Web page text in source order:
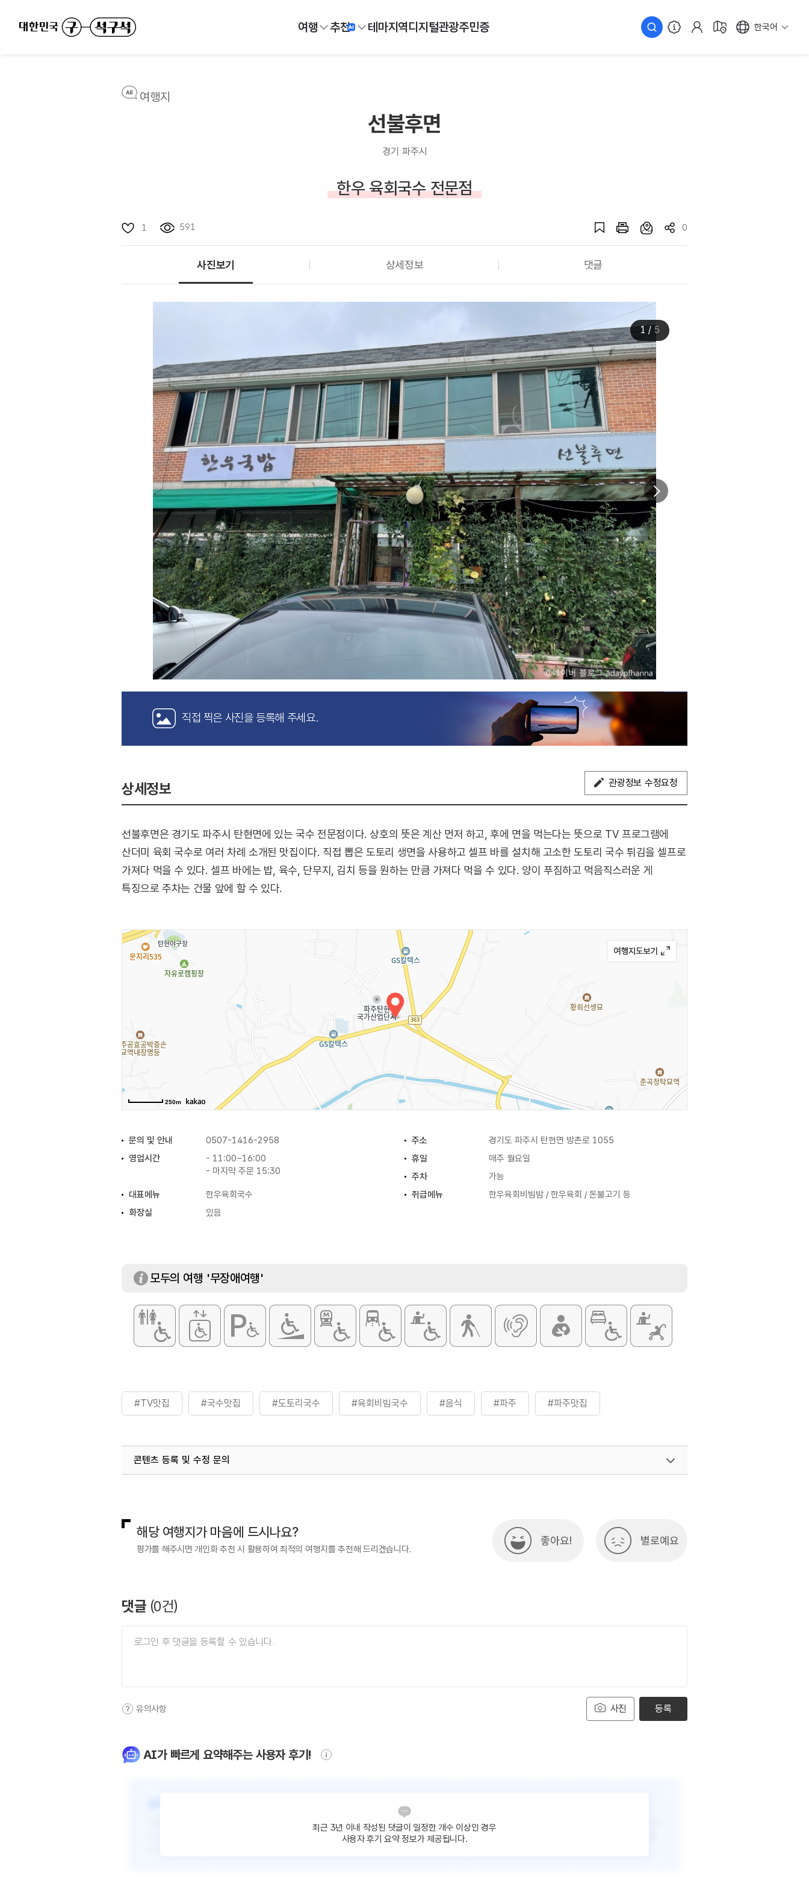
여행 추천 테마지역디지털관광주민증 한국어
여행지
선불후면
경기 파주시
한우 육회국수 전문점
1 591 0
사진보기 상세정보 댓글
1/ 5
직접 찍은 사진을 등록해 주세요.
상세정보 관광정보 수정요청
선불후면은 경기도 파주시 탄현면에 있는 국수 전문점이다. 상호의 뜻은 계산 먼저 하고, 후에 면을 먹는다는 뜻으로 TV 프로그램에
산더미 육회 국수로 여러 차례 소개된 맛집이다. 직접 뽑은 도토리 생면을 사용하고 셀프 바를 설치해 고소한 도토리 국수 튀김을 셀프로
가져다 먹을 수 있다. 셀프 바에는 밥, 육수, 단무지, 김치 등을 원하는 만큼 가져다 먹을 수 있다. 양이 푸짐하고 먹음직스러운 게
특징으로 주차는 건물 앞에 할 수 있다.
250m
문의 및 안내 0507-1416-2958 주소
경기도 파주시 탄현면 방촌로 1055
영업시간
- 11:00~16:00
- 마지막 주문 15:30
휴일
매주 월요일
주차
가능
대표메뉴
한우육회국수 취급메뉴
한우육회비빔밤 / 한우육회 / 돈불고기 등
화장실
있음
모두의 여행 '무장애여행'
#TV맛집 #국수맛집 #도토리국수 #육회비빔국수 #음식 #파주 #파주맛집
콘텐츠 등록 및 수정 문의
해당 여행지가 마음에 드시나요?
평가를 해주시면 개인화 추천 시 활용하여 최적의 여행지를 추천해 드리겠습니다.
좋아요! 별로예요
댓글 (0건)
사진
유의사항 등록
AI가 빠르게 요약해주는 사용자 후기!
최근 3년 이내 작성된 댓글이 일정한 개수 이상인 경우
사용자 후기 요약 정보가 제공됩니다.